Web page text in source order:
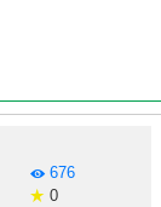
676
0